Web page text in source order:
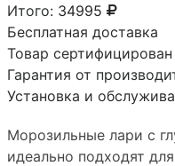
Итого: 34995
Бесплатная доставка
Товар сертифицирован
Гарантия от
Установка и
Морозильные лари с
идеально подходят